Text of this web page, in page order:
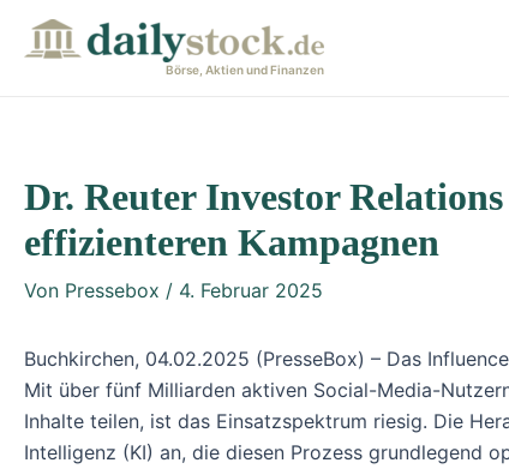
Inhalt
Börse, Aktien und Finanzen
Dr. Reuter Investor
effizienteren Kampagnen
Von Pressebox / 4. Februar 2025
Buchkirchen, 04.02.2025 (PresseBox) – Das
Mit über fünf Milliarden aktiven Social-Media-
Inhalte teilen, ist das Einsatzspektrum riesig. Die
Intelligenz (KI) an, die diesen Prozess grundlegend
navigation